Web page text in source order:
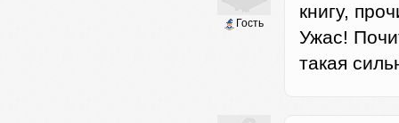
Гость
книгу,
Ужас!
такая